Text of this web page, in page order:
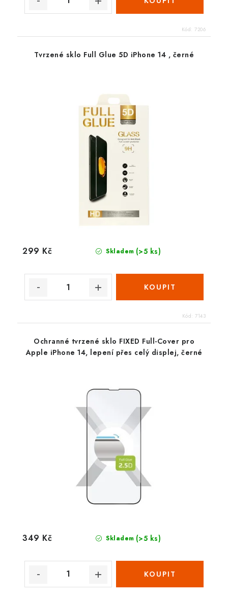
Kód: 7206
Tvrzené sklo Full Glue 5D iPhone 14 , černé
Skladem (>5 ks)
299 Kč
Kód: 7143
Ochranné tvrzené sklo FIXED Full-Cover pro
Apple iPhone 14, lepení přes celý displej, černé
Skladem (>5 ks)
349 Kč